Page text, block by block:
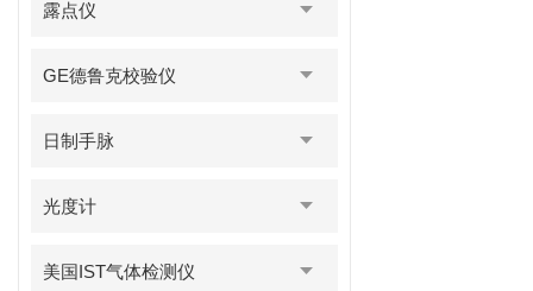
露点仪
GE德鲁克校验仪
日制手脉
光度计
美国IST气体检测仪